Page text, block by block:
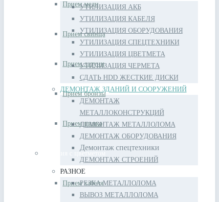
Прием меди
Прием свинца
Прием латуни
Прием бронзы
Прием цинка
Изделия с цветметом
Прием кабеля
УТИЛИЗАЦИЯ АКБ
УТИЛИЗАЦИЯ КАБЕЛЯ
УТИЛИЗАЦИЯ ОБОРУДОВАНИЯ
УТИЛИЗАЦИЯ СПЕЦТЕХНИКИ
УТИЛИЗАЦИЯ ЦВЕТМЕТА
УТИЛИЗАЦИЯ ЧЕРМЕТА
СДАТЬ HDD ЖЕСТКИЕ ДИСКИ
ДЕМОНТАЖ ЗДАНИЙ И СООРУЖЕНИЙ
ДЕМОНТАЖ
МЕТАЛЛОКОНСТРУКЦИЙ
ДЕМОНТАЖ МЕТАЛЛОЛОМА
ДЕМОНТАЖ ОБОРУДОВАНИЯ
Демонтаж спецтехники
ДЕМОНТАЖ СТРОЕНИЙ
РАЗНОЕ
РЕЗКА МЕТАЛЛОЛОМА
ВЫВОЗ МЕТАЛЛОЛОМА